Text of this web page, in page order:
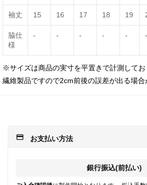
袖丈 15 16 17 18 19
脇仕
様
- - - - - -
※サイズは商品の実寸を平置きで計測してお
繊維製品ですので2cm前後の誤差が出る場合
payment お支払い方法
銀行振込(前払い)